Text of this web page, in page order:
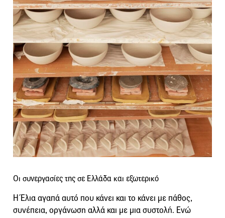
Οι συνεργασίες της σε Ελλάδα και εξωτερικό
Η Έλια αγαπά αυτό που κάνει και το κάνει με πάθος,
συνέπεια, οργάνωση αλλά και με μια συστολή. Ενώ